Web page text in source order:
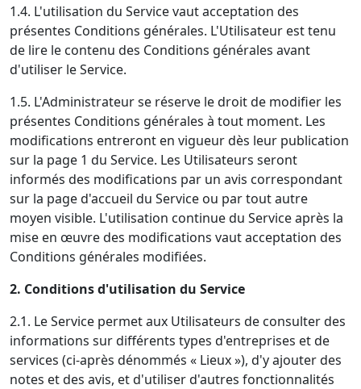
1.4. L'utilisation du Service vaut acceptation des
présentes Conditions générales. L'Utilisateur est tenu
de lire le contenu des Conditions générales avant
d'utiliser le Service.
1.5. L'Administrateur se réserve le droit de modifier les
présentes Conditions générales à tout moment. Les
modifications entreront en vigueur dès leur publication
sur la page 1 du Service. Les Utilisateurs seront
informés des modifications par un avis correspondant
sur la page d'accueil du Service ou par tout autre
moyen visible. L'utilisation continue du Service après la
mise en œuvre des modifications vaut acceptation des
Conditions générales modifiées.
2. Conditions d'utilisation du Service
2.1. Le Service permet aux Utilisateurs de consulter des
informations sur différents types d'entreprises et de
services (ci-après dénommés « Lieux »), d'y ajouter des
notes et des avis, et d'utiliser d'autres fonctionnalités